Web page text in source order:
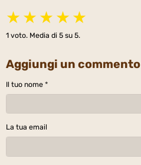
★ ★ ★ ★ ★
1 voto. Media di 5 su 5.
Aggiungi un commento
Il tuo nome
La tua email